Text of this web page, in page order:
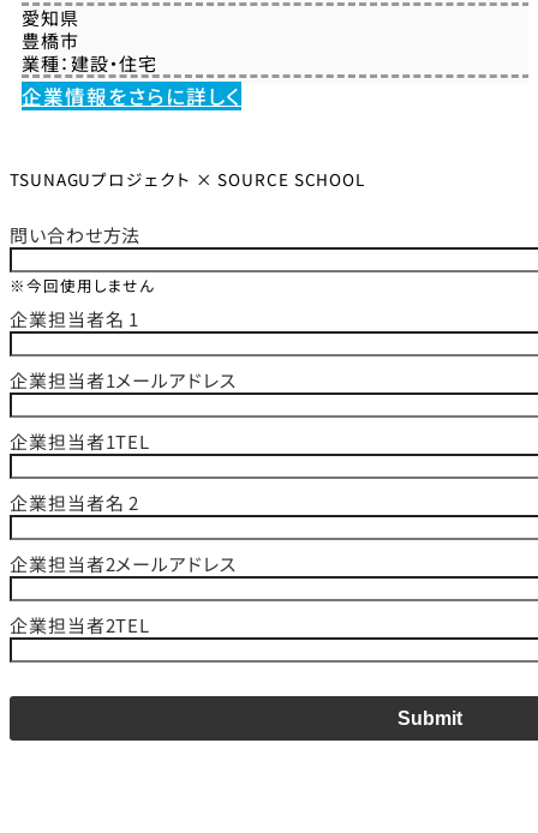
愛知県
豊橋市
業種：建設・住宅
企業情報をさらに詳しく
TSUNAGUプロジェクト × SOURCE SCHOOL
問い合わせ方法
※今回使用しません
企業担当者名 1
企業担当者1メールアドレス
企業担当者1TEL
企業担当者名 2
企業担当者2メールアドレス
企業担当者2TEL
Submit